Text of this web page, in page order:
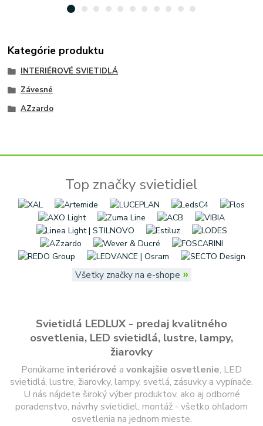
Kategórie produktu
INTERIÉROVÉ SVIETIDLÁ
Závesné
AZzardo
Top značky svietidiel
Všetky značky na e-shope »
Svietidlá LEDLUX - predaj kvalitného
osvetlenia, LED svietidlá, lustre, lampy,
žiarovky
Ponúkame interiérové a vonkajšie osvetlenie, LED
svietidlá, lustre, žiarovky, lampy, svetlá, zásuvky a vypínače.
U nás nájdete široký výber produktov, ako aj odborné
poradenstvo, návrhy svietidiel, montáž - všetko ohľadom
osvetlenia na jednom mieste.